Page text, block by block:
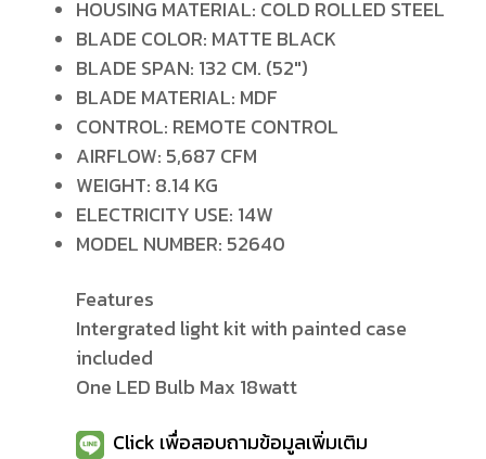
HOUSING MATERIAL: COLD ROLLED STEEL
BLADE COLOR: MATTE BLACK
BLADE SPAN: 132 CM. (52")
BLADE MATERIAL: MDF
CONTROL: REMOTE CONTROL
AIRFLOW: 5,687 CFM
WEIGHT: 8.14 KG
ELECTRICITY USE: 14W
MODEL NUMBER: 52640
Features
Intergrated light kit with painted case
included
One LED Bulb Max 18watt
Click เพื่อสอบถามข้อมูลเพิ่มเติม